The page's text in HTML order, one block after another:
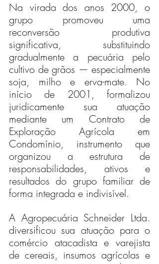
Na virada dos anos 2000, o
grupo promoveu uma
reconversão produtiva
significativa, substituindo
gradualmente a pecuária pelo
cultivo de grãos — especialmente
soja, milho e erva-mate. No
início de 2001, formalizou
juridicamente sua atuação
mediante um Contrato de
Exploração Agrícola em
Condomínio, instrumento que
organizou a estrutura de
responsabilidades, ativos e
resultados do grupo familiar de
forma integrada e indivisível.
A Agropecuária Schneider Ltda.
diversificou sua atuação para o
comércio atacadista e varejista
de cereais, insumos agrícolas e